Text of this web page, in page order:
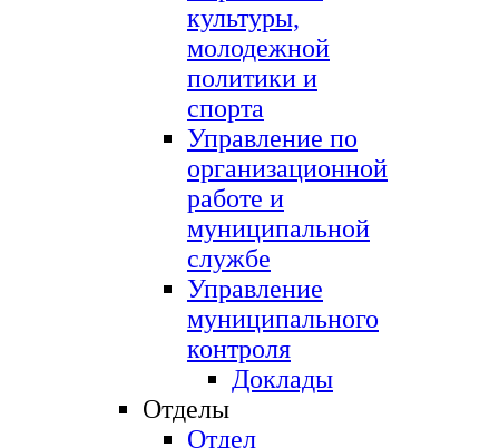
культуры,
молодежной
политики и
спорта
Управление по
организационной
работе и
муниципальной
службе
Управление
муниципального
контроля
Доклады
Отделы
Отдел